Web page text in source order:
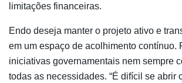
limitações financeiras.
Endo deseja manter o projeto ativo e
em um espaço de acolhimento contínuo.
iniciativas governamentais nem sempre
todas as necessidades. “É difícil se abrir